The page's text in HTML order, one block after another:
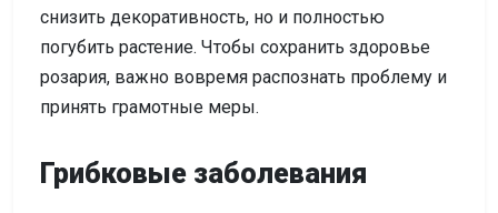
снизить декоративность, но и полностью
погубить растение. Чтобы сохранить здоровье
розария, важно вовремя распознать проблему и
принять грамотные меры.
Грибковые заболевания